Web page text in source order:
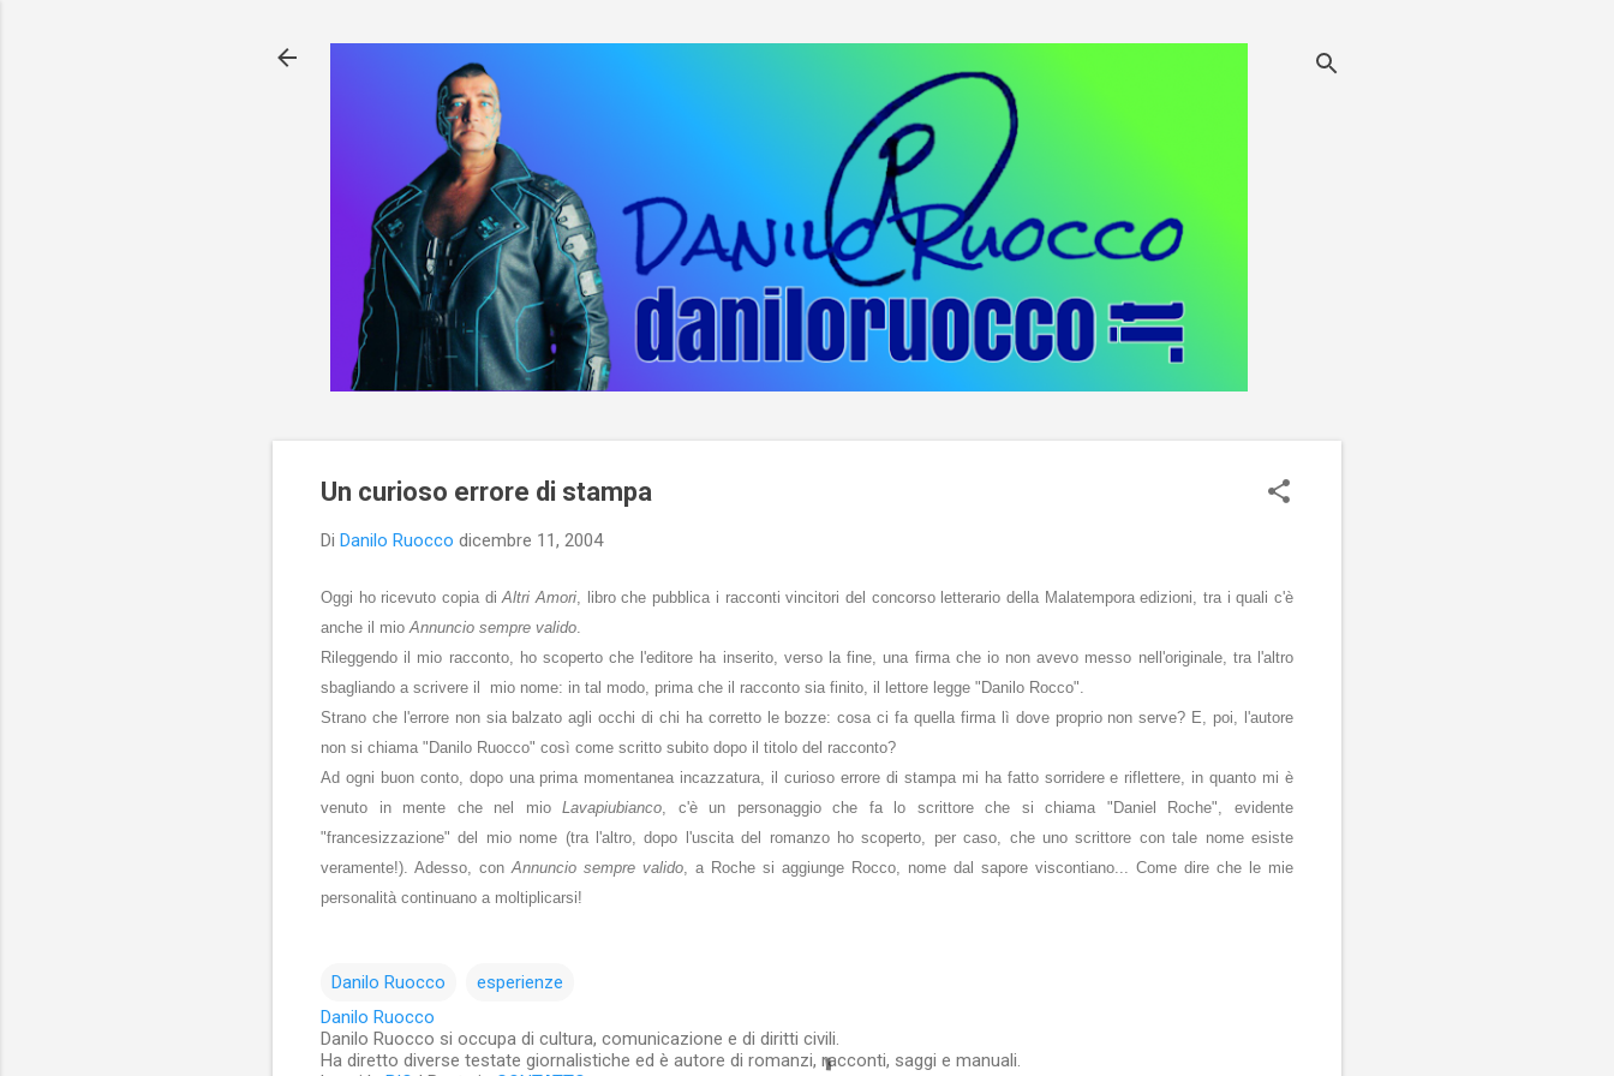
Un curioso errore di stampa
Di Danilo Ruocco dicembre 11, 2004
Oggi ho ricevuto copia diAltri Amori , libro che pubblica i racconti vincitori del concorso letterario della Malatempora edizioni, tra i quali c'è
anche il mio Annuncio sempre valido
Rileggendo il mio racconto, ho scoperto che l'editore ha inserito, verso la fine, una firma che io non avevo messo nell'originale, tra l'altro
sbagliando a scrivere il mio nome: in tal modo, prima che il racconto sia finito, il lettore legge "Danilo Rocco".
Strano che l'errore non sia balzato agli occhi di chi ha corretto le bozze: cosa ci fa quella firma lì dove proprio non serve? E, poi, l'autore
non si chiama "Danilo Ruocco" così come scritto subito dopo il titolo del racconto?
Ad ogni buon conto, dopo una prima momentanea incazzatura, il curioso errore di stampa mi ha fatto sorridere e riflettere, in quanto mi è
venuto in mente che nel mioLavapiubianco , c'è un personaggio che fa lo scrittore che si chiama "Daniel Roche", evidente
"francesizzazione" del mio nome (tra l'altro, dopo l'uscita del romanzo ho scoperto, per caso, che uno scrittore con tale nome esiste
veramente!). Adesso, con Annuncio sempre valido , a Roche si aggiunge Rocco, nome dal sapore viscontiano... Come dire che le mie
personalità continuano a moltiplicarsi!
Danilo Ruocco
esperienze
Danilo Ruocco
Danilo Ruocco si occupa di cultura, comunicazione e di diritti civili.
Ha diretto diverse testate giornalistiche ed è autore di romanzi, racconti, saggi e manuali.